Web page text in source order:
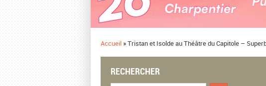
Accueil »Tristan et Isolde au Théâtre du Capitole –
RECHERCHER